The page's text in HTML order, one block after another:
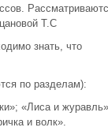
Т.С
знать, что
по разделам):
«Лиса и
и волк».